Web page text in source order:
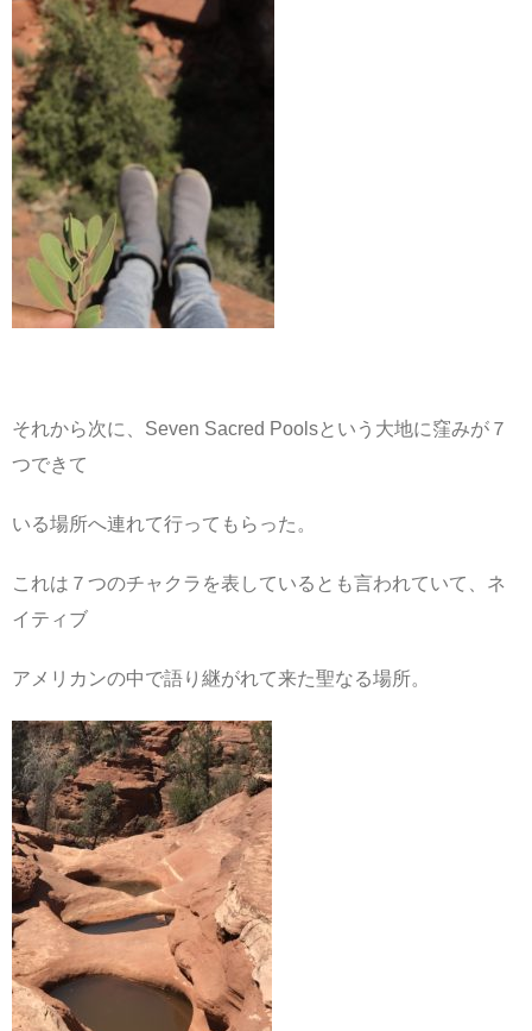
それから次に、Seven Sacred Poolsという大地に窪みが７
つできて
いる場所へ連れて行ってもらった。
これは７つのチャクラを表しているとも言われていて、ネ
イティブ
アメリカンの中で語り継がれて来た聖なる場所。